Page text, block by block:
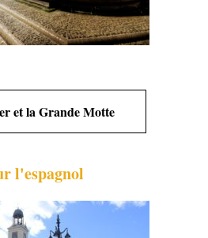
et la Grande Motte
l'espagnol